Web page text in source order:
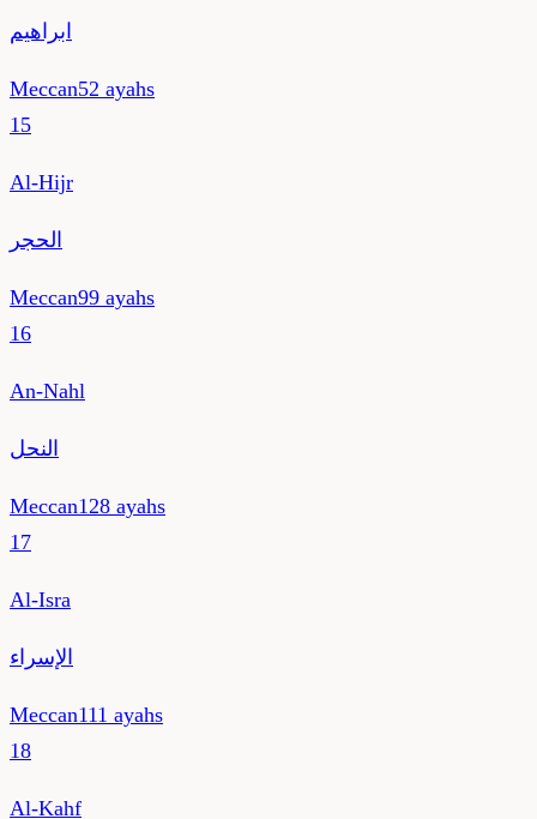
ابراهيم
Meccan52 ayahs
15
Al-Hijr
الحجر
Meccan99 ayahs
16
An-Nahl
النحل
Meccan128 ayahs
17
Al-Isra
الإسراء
Meccan111 ayahs
18
Al-Kahf